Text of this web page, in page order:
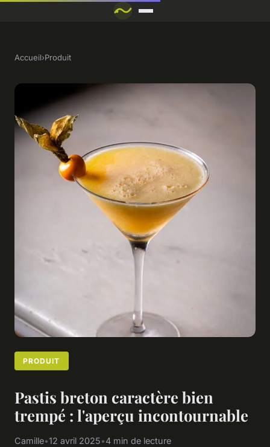
Accueil›Produit
PRODUIT
Pastis breton caractère bien
trempé : l'aperçu incontournable
Camille•12 avril 2025•4 min de lecture